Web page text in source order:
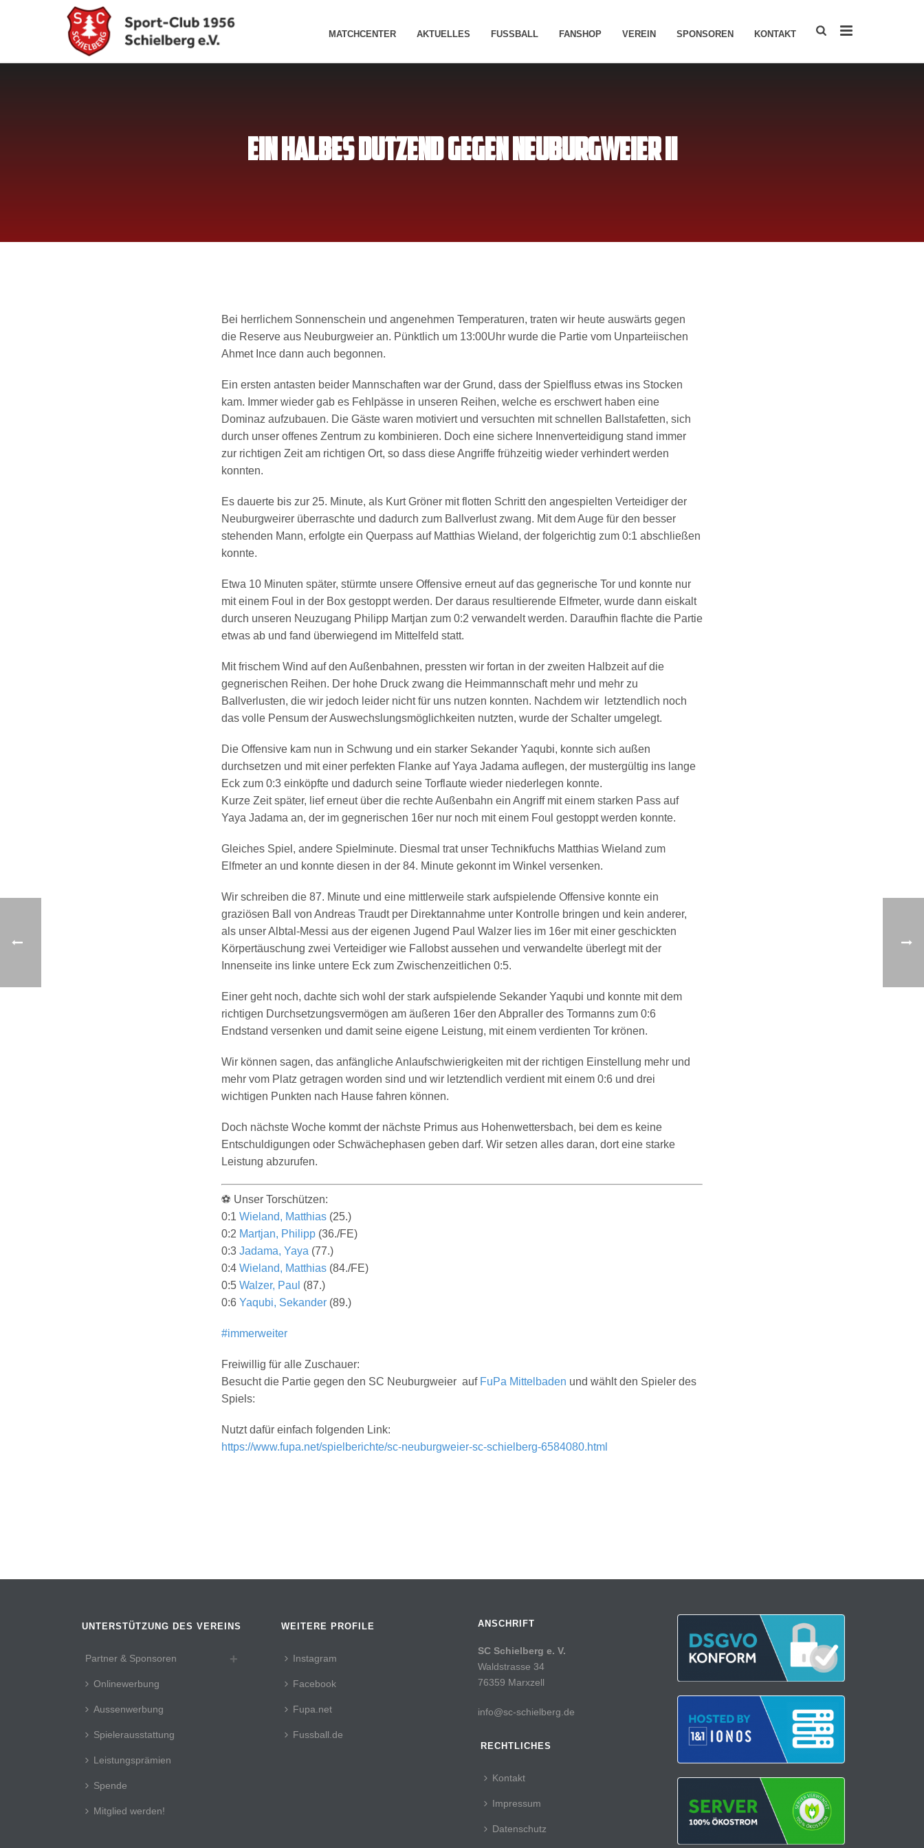
MATCHCENTER AKTUELLES FUSSBALL FANSHOP VEREIN SPONSOREN KONTAKT
EIN HALBES DUTZEND GEGEN NEUBURGWEIER II
Bei herrlichem Sonnenschein und angenehmen Temperaturen, traten wir heute auswärts gegen
die Reserve aus Neuburgweier an. Pünktlich um 13:00Uhr wurde die Partie vom Unparteiischen
Ahmet Ince dann auch begonnen.
Ein ersten antasten beider Mannschaften war der Grund, dass der Spielfluss etwas ins Stocken
kam. Immer wieder gab es Fehlpässe in unseren Reihen, welche es erschwert haben eine
Dominaz aufzubauen. Die Gäste waren motiviert und versuchten mit schnellen Ballstafetten, sich
durch unser offenes Zentrum zu kombinieren. Doch eine sichere Innenverteidigung stand immer
zur richtigen Zeit am richtigen Ort, so dass diese Angriffe frühzeitig wieder verhindert werden
konnten.
Es dauerte bis zur 25. Minute, als Kurt Gröner mit flotten Schritt den angespielten Verteidiger der
Neuburgweirer überraschte und dadurch zum Ballverlust zwang. Mit dem Auge für den besser
stehenden Mann, erfolgte ein Querpass auf Matthias Wieland, der folgerichtig zum 0:1 abschließen
konnte.
Etwa 10 Minuten später, stürmte unsere Offensive erneut auf das gegnerische Tor und konnte nur
mit einem Foul in der Box gestoppt werden. Der daraus resultierende Elfmeter, wurde dann eiskalt
durch unseren Neuzugang Philipp Martjan zum 0:2 verwandelt werden. Daraufhin flachte die Partie
etwas ab und fand überwiegend im Mittelfeld statt.
Mit frischem Wind auf den Außenbahnen, pressten wir fortan in der zweiten Halbzeit auf die
gegnerischen Reihen. Der hohe Druck zwang die Heimmannschaft mehr und mehr zu
Ballverlusten, die wir jedoch leider nicht für uns nutzen konnten. Nachdem wir letztendlich noch
das volle Pensum der Auswechslungsmöglichkeiten nutzten, wurde der Schalter umgelegt.
Die Offensive kam nun in Schwung und ein starker Sekander Yaqubi, konnte sich außen
durchsetzen und mit einer perfekten Flanke auf Yaya Jadama auflegen, der mustergültig ins lange
Eck zum 0:3 einköpfte und dadurch seine Torflaute wieder niederlegen konnte.
Kurze Zeit später, lief erneut über die rechte Außenbahn ein Angriff mit einem starken Pass auf
Yaya Jadama an, der im gegnerischen 16er nur noch mit einem Foul gestoppt werden konnte.
Gleiches Spiel, andere Spielminute. Diesmal trat unser Technikfuchs Matthias Wieland zum
Elfmeter an und konnte diesen in der 84. Minute gekonnt im Winkel versenken.
Wir schreiben die 87. Minute und eine mittlerweile stark aufspielende Offensive konnte ein
graziösen Ball von Andreas Traudt per Direktannahme unter Kontrolle bringen und kein anderer,
als unser Albtal-Messi aus der eigenen Jugend Paul Walzer lies im 16er mit einer geschickten
Körpertäuschung zwei Verteidiger wie Fallobst aussehen und verwandelte überlegt mit der
Innenseite ins linke untere Eck zum Zwischenzeitlichen 0:5.
Einer geht noch, dachte sich wohl der stark aufspielende Sekander Yaqubi und konnte mit dem
richtigen Durchsetzungsvermögen am äußeren 16er den Abpraller des Tormanns zum 0:6
Endstand versenken und damit seine eigene Leistung, mit einem verdienten Tor krönen.
Wir können sagen, das anfängliche Anlaufschwierigkeiten mit der richtigen Einstellung mehr und
mehr vom Platz getragen worden sind und wir letztendlich verdient mit einem 0:6 und drei
wichtigen Punkten nach Hause fahren können.
Doch nächste Woche kommt der nächste Primus aus Hohenwettersbach, bei dem es keine
Entschuldigungen oder Schwächephasen geben darf. Wir setzen alles daran, dort eine starke
Leistung abzurufen.
⚽ Unser Torschützen:
0:1 Wieland, Matthias (25.)
0:2 Martjan, Philipp (36./FE)
0:3 Jadama, Yaya (77.)
0:4 Wieland, Matthias (84./FE)
0:5 Walzer, Paul (87.)
0:6 Yaqubi, Sekander (89.)
#immerweiter
Freiwillig für alle Zuschauer:
Besucht die Partie gegen den SC Neuburgweier auf FuPa Mittelbaden und wählt den Spieler des
Spiels:
Nutzt dafür einfach folgenden Link:
https://www.fupa.net/spielberichte/sc-neuburgweier-sc-schielberg-6584080.html
UNTERSTÜTZUNG DES VEREINS
Partner & Sponsoren
Onlinewerbung
Aussenwerbung
Spielerausstattung
Leistungsprämien
Spende
Mitglied werden!
WEITERE PROFILE
Instagram
Facebook
Fupa.net
Fussball.de
ANSCHRIFT
SC Schielberg e. V.
Waldstrasse 34
76359 Marxzell
info@sc-schielberg.de
RECHTLICHES
Kontakt
Impressum
Datenschutz